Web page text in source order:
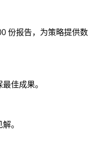
份报告，为策略提供数
佳成果。
。